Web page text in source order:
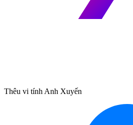
Thêu vi tính Anh Xuyến